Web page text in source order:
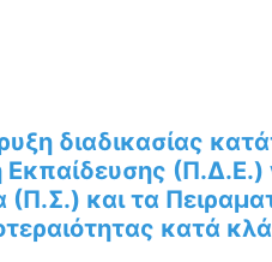
διαδικασίας
Εκπαίδευσης
και τα
κατά